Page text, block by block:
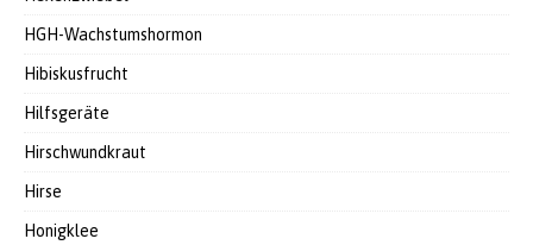
HGH-Wachstumshormon
Hibiskusfrucht
Hilfsgeräte
Hirschwundkraut
Hirse
Honigklee